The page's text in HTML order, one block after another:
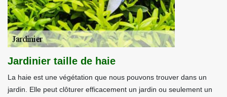
Jardinier taille de haie
La haie est une végétation que nous pouvons trouver dans un
jardin. Elle peut clôturer efficacement un jardin ou seulement un